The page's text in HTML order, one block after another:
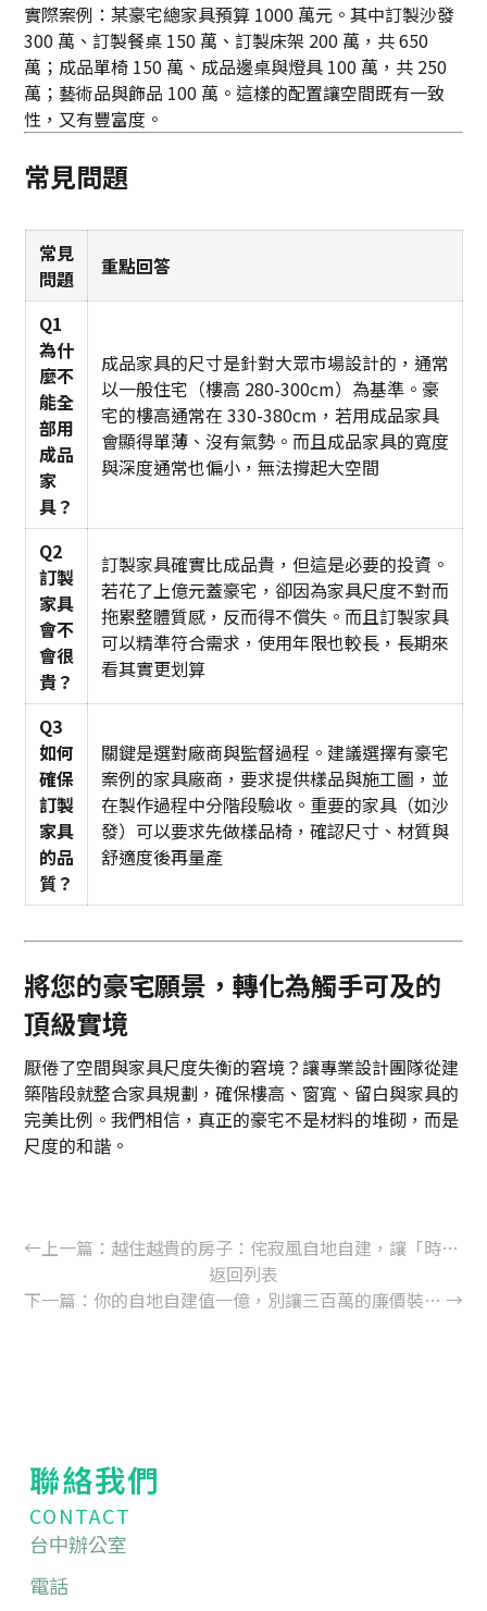
實際案例：某豪宅總家具預算 1000 萬元。其中訂製沙發
300 萬、訂製餐桌 150 萬、訂製床架 200 萬，共 650
萬；成品單椅 150 萬、成品邊桌與燈具 100 萬，共 250
萬；藝術品與飾品 100 萬。這樣的配置讓空間既有一致
性，又有豐富度。
常見問題
常見
問題
重點回答
Q1
為什
麼不
能全
部用
成品
家
具？
成品家具的尺寸是針對大眾市場設計的，通常
以一般住宅（樓高 280-300cm）為基準。豪
宅的樓高通常在 330-380cm，若用成品家具
會顯得單薄、沒有氣勢。而且成品家具的寬度
與深度通常也偏小，無法撐起大空間
Q2
訂製
家具
會不
會很
貴？
訂製家具確實比成品貴，但這是必要的投資。
若花了上億元蓋豪宅，卻因為家具尺度不對而
拖累整體質感，反而得不償失。而且訂製家具
可以精準符合需求，使用年限也較長，長期來
看其實更划算
Q3
如何
確保
訂製
家具
的品
質？
關鍵是選對廠商與監督過程。建議選擇有豪宅
案例的家具廠商，要求提供樣品與施工圖，並
在製作過程中分階段驗收。重要的家具（如沙
發）可以要求先做樣品椅，確認尺寸、材質與
舒適度後再量產
將您的豪宅願景，轉化為觸手可及的
頂級實境
厭倦了空間與家具尺度失衡的窘境？讓專業設計團隊從建
築階段就整合家具規劃，確保樓高、窗寬、留白與家具的
完美比例。我們相信，真正的豪宅不是材料的堆砌，而是
尺度的和諧。
←上一篇： 越住越貴的房子：侘寂風自地自建，讓「時間的痕跡」成為別墅最昂貴的建材
返回列表
下一篇： 你的自地自建值一億，別讓三百萬的廉價裝潢毀了它的身價 →
聯絡我們
CONTACT
台中辦公室
電話